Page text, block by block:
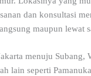
dan konsultasi
maupun lewat
menuju Subang,
lain seperti